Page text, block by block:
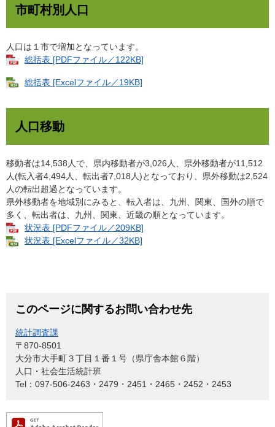
市町村別人口
人口は１市で増加となっています。
総括表 [PDFファイル／122KB]
総括表 [Excelファイル／19KB]
人口移動
移動者は14,538人で、県内移動者が3,026人、県外移動者が11,512
人(転入者4,494人、転出者7,018人)となっており、県外移動は2,524
人の転出超過となっています。
県外移動者を地域別にみると、転入者は、九州、関東、国外の順で
多く、転出者は、九州、関東、近畿の順となっています。
状況表 [PDFファイル／209KB]
状況表 [Excelファイル／32KB]
このページに関するお問い合わせ先
統計調査課
〒870-8501
大分市大手町３丁目１番１号（県庁舎本館６階）
人口・社会生活統計班
Tel：097-506-2463・2479・2451・2465・2452・2453